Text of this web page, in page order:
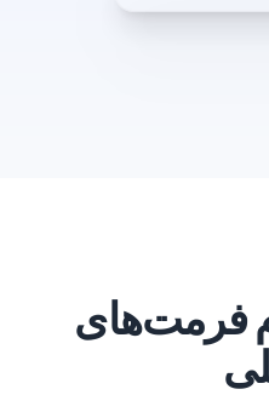
فرمت‌های